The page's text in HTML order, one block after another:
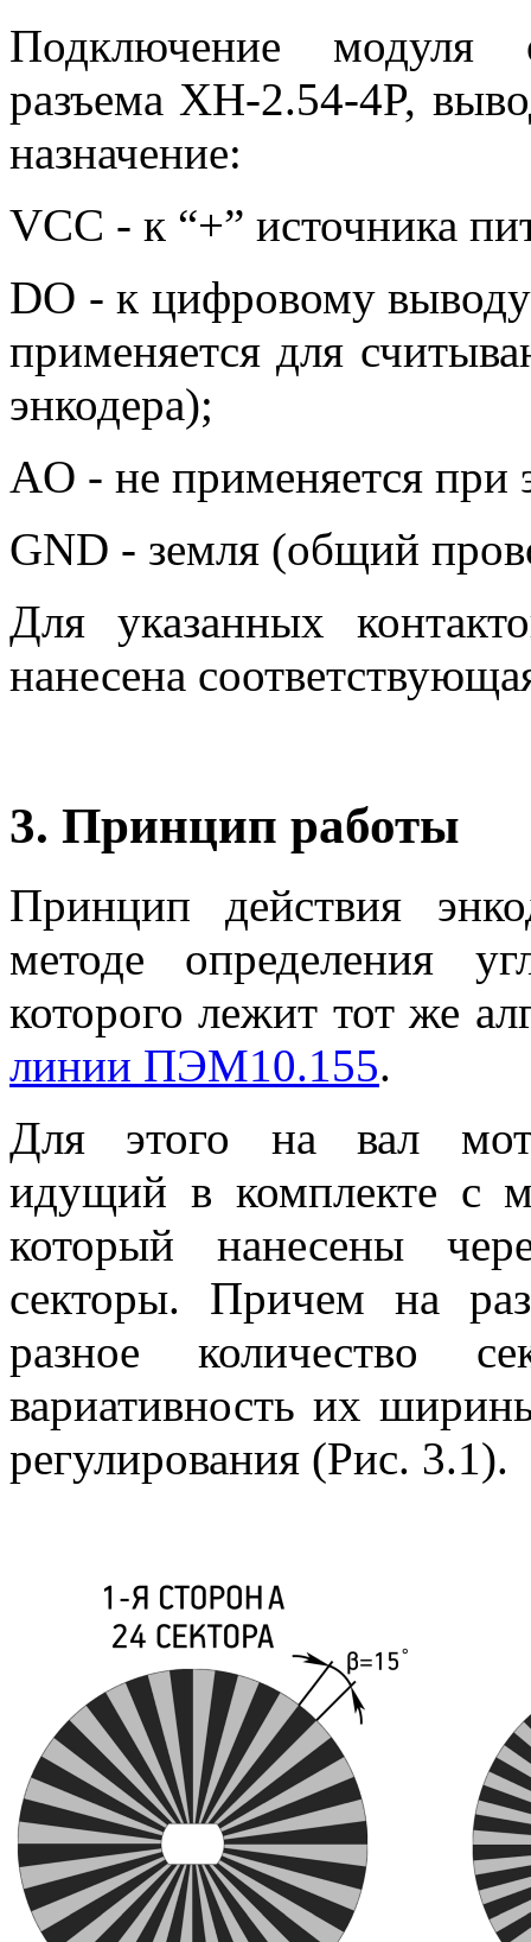
Подключение модуля
разъема XH-2.54-4P,
назначение:
VCC - к “+” источника
DО - к цифровому выводу
применяется для
энкодера);
AO - не применяется при
GND - земля (общий
Для указанных
нанесена
3. Принцип работы
Принцип действия
методе определения
которого лежит тот же
линии ПЭМ10.155.
Для этого на вал
идущий в комплекте с
который нанесены
секторы. Причем на
разное количество
вариативность их
регулирования (Рис. 3.1).